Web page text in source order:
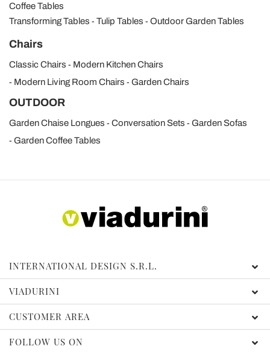
Coffee Tables
Transforming Tables
Tulip Tables Outdoor Garden Tables
Chairs
Classic Chairs
Modern Kitchen Chairs
Modern Living Room Chairs
Garden Chairs
OUTDOOR
Garden Chaise Longues Conversation Sets
Garden Sofas
Garden Coffee Tables
INTERNATIONAL DESIGN S.R.L.
VIADURINI
CUSTOMER AREA
FOLLOW US ON